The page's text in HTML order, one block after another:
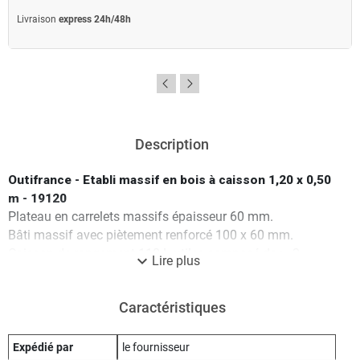
Livraison express 24h/48h
Description
Outifrance - Etabli massif en bois à caisson 1,20 x 0,50
m - 19120
Plateau en carrelets massifs épaisseur 60 mm.
Bâti massif avec piètement renforcé 100 x 60 mm.
Caisson de rangement 110 L utiles composé de : - 2
portes coulissantes l.430 x h.270 mm.
Presse avant verticale mâchoire bois, vis acier Ø 26 mm.
Caractéristiques techniques :
expand_more Lire plus
Caractéristiques
Expédié par le fournisseur